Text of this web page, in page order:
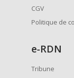
CGV
Politique de
e-RDN
Tribune